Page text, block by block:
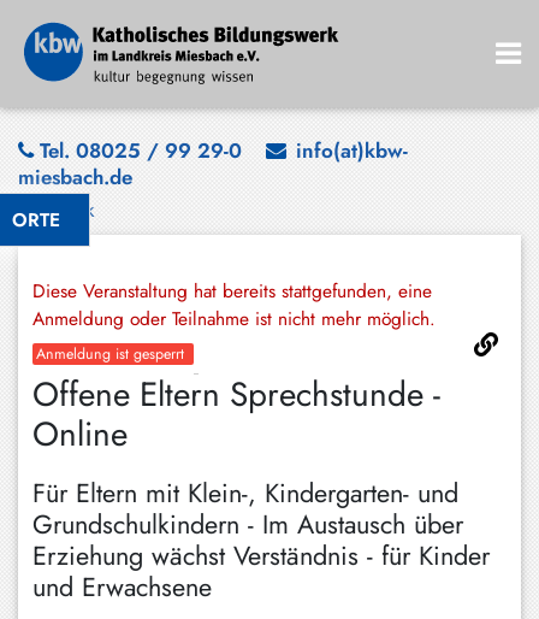
ORTE
Tel. 08025 / 99 29-0
info(at)kbw-
miesbach.de
Zurück
Diese Veranstaltung hat bereits stattgefunden, eine
Anmeldung oder Teilnahme ist nicht mehr möglich.
Anmeldung ist gesperrt
Offene Eltern Sprechstunde -
Online
Für Eltern mit Klein-, Kindergarten- und
Grundschulkindern - Im Austausch über
Erziehung wächst Verständnis - für Kinder
und Erwachsene
Bad
Wiessee
Bayrischzell
Elbach
Gmund
Großhartpenning
Holzkirchen
Hundham
Irschenberg